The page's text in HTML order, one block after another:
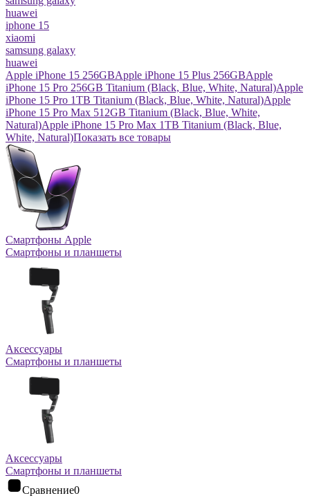
huawei
iphone 15
xiaomi
samsung galaxy
huawei
Apple iPhone 15 256GBApple iPhone 15 Plus 256GBApple
iPhone 15 Pro 256GB Titanium (Black, Blue, White, Natural)Apple
iPhone 15 Pro 1TB Titanium (Black, Blue, White, Natural)Apple
iPhone 15 Pro Max 512GB Titanium (Black, Blue, White,
Natural)Apple iPhone 15 Pro Max 1TB Titanium (Black, Blue,
White, Natural)Показать все товары
Смартфоны Apple
Смартфоны и планшеты
Аксессуары
Смартфоны и планшеты
Аксессуары
Смартфоны и планшеты
Сравнение0